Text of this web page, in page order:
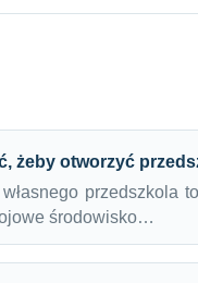
żeby otworzyć
przedszkola
środowisko…